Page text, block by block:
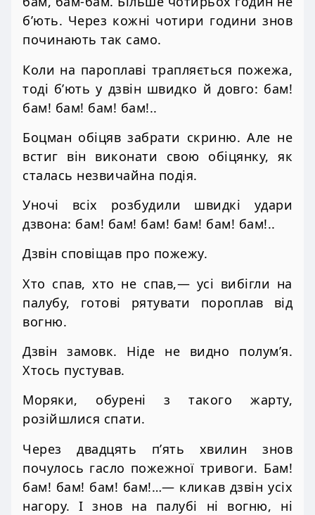
б’ють. Через кожні чотири години знов
починають так само.
Коли на пароплаві трапляється пожежа,
тоді б’ють у дзвін швидко й довго: бам!
бам! бам! бам! бам!..
Боцман обіцяв забрати скриню. Але не
встиг він виконати свою обіцянку, як
сталась незвичайна подія.
Уночі всіх розбудили швидкі удари
дзвона: бам! бам! бам! бам! бам! бам!..
Дзвін сповіщав про пожежу.
Хто спав, хто не спав,— усі вибігли на
палубу, готові рятувати пороплав від
вогню.
Дзвін замовк. Ніде не видно полум’я.
Хтось пустував.
Моряки, обурені з такого жарту,
розійшлися спати.
Через двадцять п’ять хвилин знов
почулось гасло пожежної тривоги. Бам!
бам! бам! бам! бам!…— кликав дзвін усіх
нагору. І знов на палубі ні вогню, ні